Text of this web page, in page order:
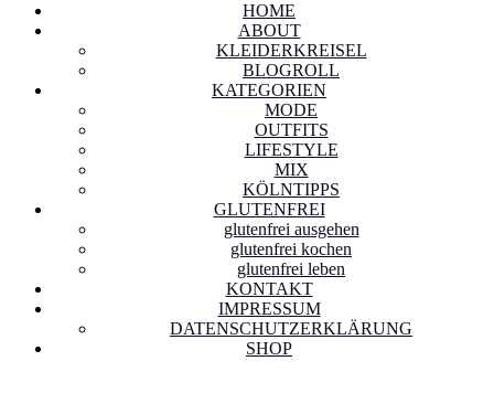
HOME
ABOUT
KLEIDERKREISEL
BLOGROLL
KATEGORIEN
MODE
OUTFITS
LIFESTYLE
MIX
KÖLNTIPPS
GLUTENFREI
glutenfrei ausgehen
glutenfrei kochen
glutenfrei leben
KONTAKT
IMPRESSUM
DATENSCHUTZERKLÄRUNG
SHOP